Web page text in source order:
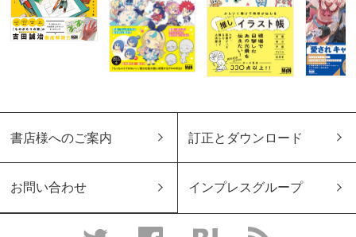
書店様へのご案内 訂正とダウンロード
お問い合わせ インプレスグループ